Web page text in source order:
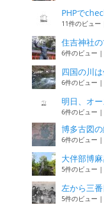
PHPで
11件のビュー
住吉神社
6件のビュー |
四国の川
6件のビュー |
明日、オ
6件のビュー |
博多古図
6件のビュー |
大伴部博
5件のビュー |
左から三
5件のビュー |